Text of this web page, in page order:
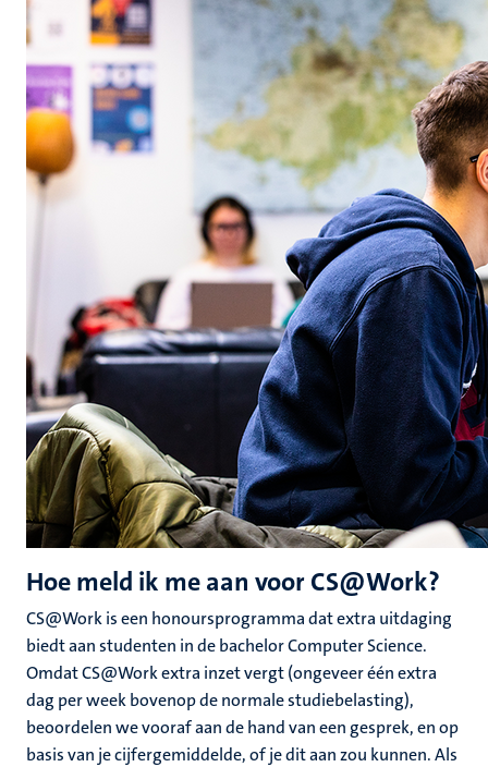
Hoe meld ik me aan voor CS@Work?
CS@Work is een honoursprogramma dat extra uitdaging
biedt aan studenten in de bachelor Computer Science.
Omdat CS@Work extra inzet vergt (ongeveer één extra
dag per week bovenop de normale studiebelasting),
beoordelen we vooraf aan de hand van een gesprek, en op
basis van je cijfergemiddelde, of je dit aan zou kunnen.Als